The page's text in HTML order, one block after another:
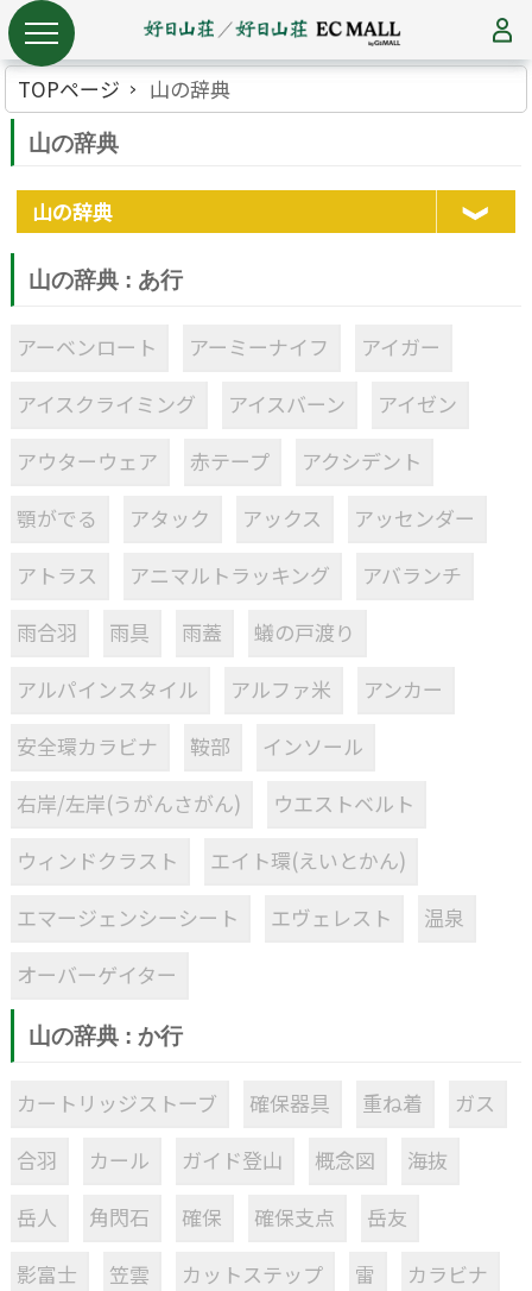
TOPページ 山の辞典
山の辞典
山の辞典
山の辞典 : あ行
アーベンロート アーミーナイフ
アイガー
アイスクライミング
アイスバーン
アイゼン
アウターウェア
赤テープ
アクシデント
顎がでる
アタック アックス
アッセンダー
アトラス
アニマルトラッキング
アバランチ
雨合羽
雨具 雨蓋
蟻の戸渡り
アルパインスタイル
アルファ米
アンカー
安全環カラビナ
鞍部
インソール
右岸/左岸(うがんさがん)
ウエストベルト
ウィンドクラスト
エイト環(えいとかん)
エマージェンシーシート
エヴェレスト
温泉
オーバーゲイター
山の辞典 : か行
カートリッジストーブ 確保器具 重ね着
ガス
合羽
カール ガイド登山 概念図
海抜
岳人
角閃石 確保 確保支点
岳友
影富士
笠雲 カットステップ 雷
カラビナ